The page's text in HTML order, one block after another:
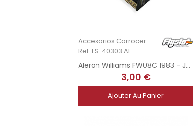
Accesorios Carrocería
Ref: FS-40303.AL
Alerón Williams FW08C 1983 - Johnny Walker Edition
3,00 €
Ajouter Au Panier